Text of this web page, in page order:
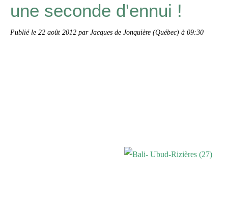
une seconde d'ennui !
Publié le 22 août 2012 par Jacques de Jonquière (Québec) à 09:30